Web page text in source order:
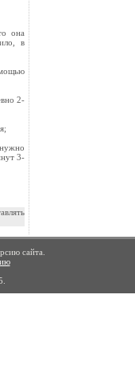
она
в
2-
3-
сайта.